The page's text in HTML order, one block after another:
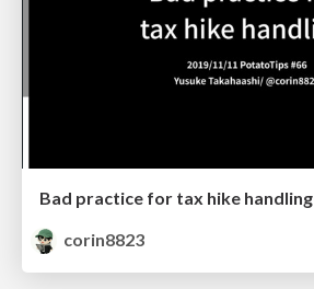
Bad practice for tax hike handling
corin8823